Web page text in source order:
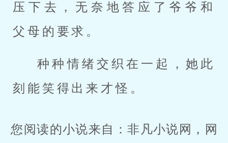
压下去，无奈地答应了爷爷和
父母的要求。
种种情绪交织在一起，她此
刻能笑得出来才怪。
您阅读的小说来自：非凡小说网，网